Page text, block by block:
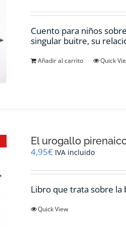
Cuento para niños
singular buitre, su
Añadir al carrito Quick
El urogallo
4,95€ IVA incluido
Libro que trata sobre la
Quick View